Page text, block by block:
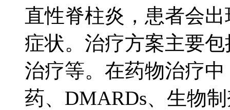
直性脊柱炎，患者会
症状。治疗方案主要
治疗等。在药物治疗
药、DMARDs、生物